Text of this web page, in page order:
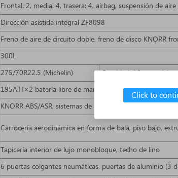
Frontal: 2, media: 4, trasera: 4, airbag, suspensión de
Dirección asistida integral ZF8098
Freno de aire de circuito doble, freno de disco KNORR
300L
275/70R22.5 (Michelin)
Cantidad: 10
195A.H×2 batería libre de mantenimiento, 24V; 3 baterías
KNORR ABS/ASR, sistemas de elevación izquierdo y
Carrocería aerodinámica en forma de bala, piso bajo,
Tapicería interior de lujo monobloque, techo de lino
6 puertas colgantes neumáticas, puertas de aluminio (3
Click to